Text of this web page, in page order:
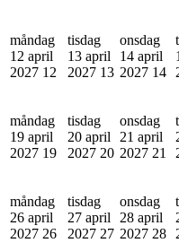
måndag
12 april
2027 12
tisdag
13 april
2027 13
onsdag
14 april
2027 14
måndag
19 april
2027 19
tisdag
20 april
2027 20
onsdag
21 april
2027 21
måndag
26 april
2027 26
tisdag
27 april
2027 27
onsdag
28 april
2027 28